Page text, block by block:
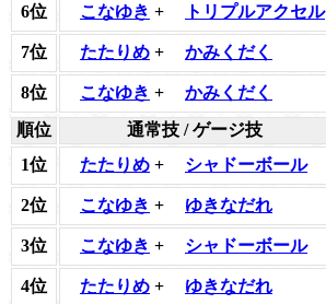
6位 こなゆき + トリプルアクセル
7位 たたりめ + かみくだく
8位 こなゆき + かみくだく
順位
通常技 / ゲージ技
1位
たたりめ + シャドーボール
2位 こなゆき + ゆきなだれ
3位 こなゆき + シャドーボール
4位 たたりめ + ゆきなだれ